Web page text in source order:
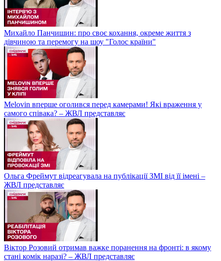
Михайло Панчишин: про своє кохання, окреме життя з
дівчиною та перемогу на шоу "Голос країни"
Melovin вперше оголився перед камерами! Які враження у
самого співака? – ЖВЛ представляє
Ольга Фреймут відреагувала на публікації ЗМІ від її імені –
ЖВЛ представляє
Віктор Розовий отримав важке поранення на фронті: в якому
стані комік наразі? – ЖВЛ представляє